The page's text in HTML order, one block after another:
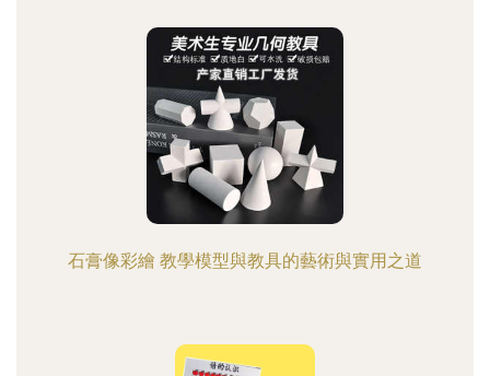
石膏像彩繪 教學模型與教具的藝術與實用之道